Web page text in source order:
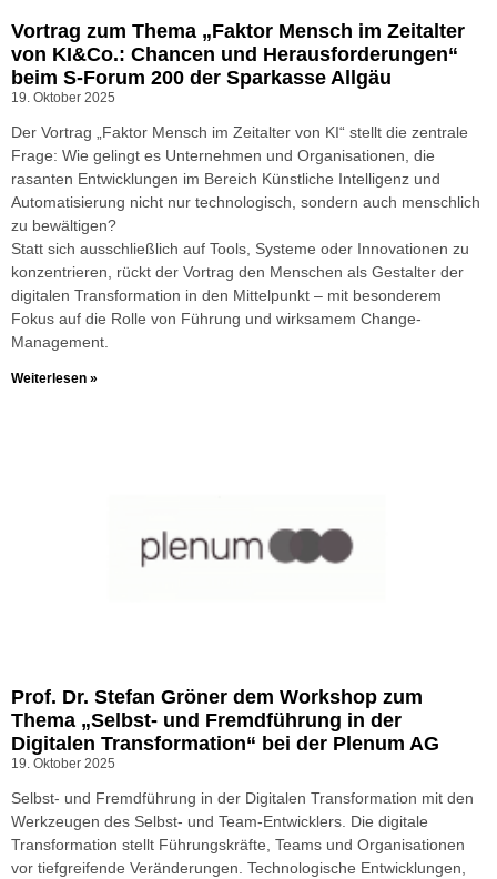
Vortrag zum Thema „Faktor Mensch im Zeitalter
von KI&Co.: Chancen und Herausforderungen“
beim S-Forum 200 der Sparkasse Allgäu
19. Oktober 2025
Der Vortrag „Faktor Mensch im Zeitalter von KI“ stellt die zentrale
Frage: Wie gelingt es Unternehmen und Organisationen, die
rasanten Entwicklungen im Bereich Künstliche Intelligenz und
Automatisierung nicht nur technologisch, sondern auch menschlich
zu bewältigen?
Statt sich ausschließlich auf Tools, Systeme oder Innovationen zu
konzentrieren, rückt der Vortrag den Menschen als Gestalter der
digitalen Transformation in den Mittelpunkt – mit besonderem
Fokus auf die Rolle von Führung und wirksamem Change-
Management.
Weiterlesen »
Prof. Dr. Stefan Gröner dem Workshop zum
Thema „Selbst- und Fremdführung in der
Digitalen Transformation“ bei der Plenum AG
19. Oktober 2025
Selbst- und Fremdführung in der Digitalen Transformation mit den
Werkzeugen des Selbst- und Team-Entwicklers. Die digitale
Transformation stellt Führungskräfte, Teams und Organisationen
vor tiefgreifende Veränderungen. Technologische Entwicklungen,